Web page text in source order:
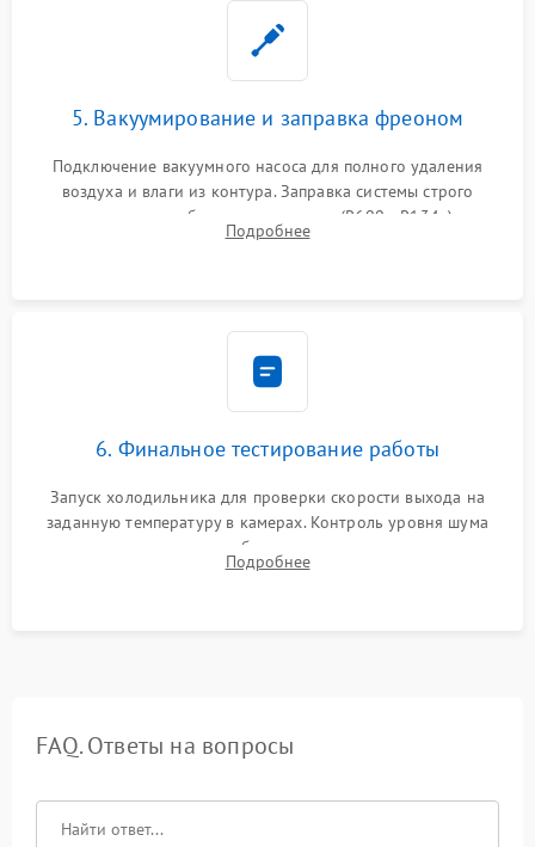
5. Вакуумирование и заправка фреоном
Подключение вакуумного насоса для полного удаления
воздуха и влаги из контура. Заправка системы строго
дозированным объемом хладагента (R600a, R134a) по
электронным весам. Контроль рабочего давления в системе.
Подробнее
6. Финальное тестирование работы
Запуск холодильника для проверки скорости выхода на
заданную температуру в камерах. Контроль уровня шума
компрессора, отсутствия обмерзания стенок и корректного
срабатывания системы автоматической оттайки.
Подробнее
FAQ. Ответы на вопросы